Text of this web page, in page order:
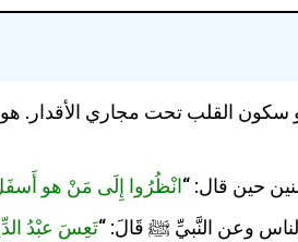
سكون القلب تحت مجاري الأقدار.
حين قال: “انْظُرُوا إِلَى مَنْ هو
الناس وعن النَّبيِّ ﷺ قَالَ: “تَعِسَ عبْدُ